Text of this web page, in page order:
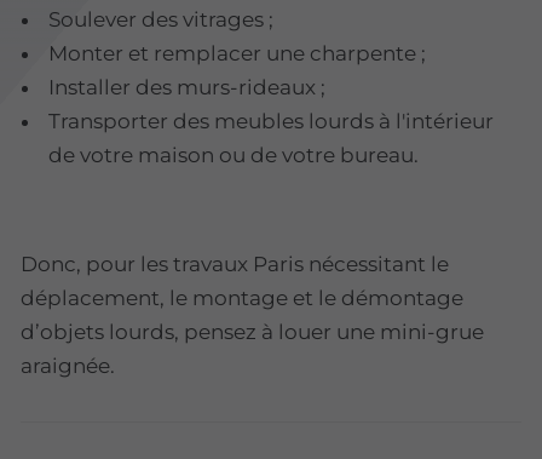
Soulever des vitrages ;
Monter et remplacer une charpente ;
Installer des murs-rideaux ;
Transporter des meubles lourds à l'intérieur
de votre maison ou de votre bureau.
Donc, pour les travaux Paris nécessitant le
déplacement, le montage et le démontage
d’objets lourds, pensez à louer une mini-grue
araignée.